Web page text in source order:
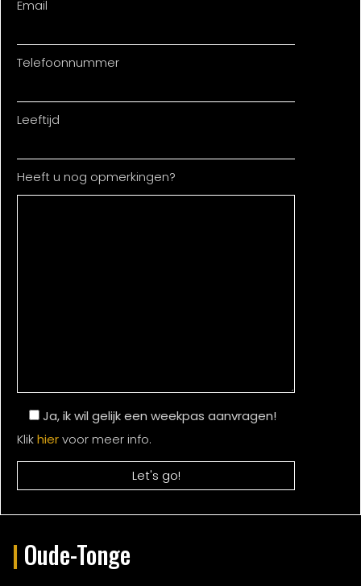
Email
Telefoonnummer
Leeftijd
Heeft u nog opmerkingen?
Ja, ik wil gelijk een weekpas aanvragen!
Klikhiervoor meer info.
| Oude-Tonge